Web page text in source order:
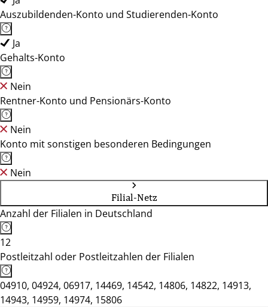
Auszubildenden-Konto und Studierenden-Konto
Ja
Gehalts-Konto
Nein
Rentner-Konto und Pensionärs-Konto
Nein
Konto mit sonstigen besonderen Bedingungen
Nein
Filial-Netz
Anzahl der Filialen in Deutschland
12
Postleitzahl oder Postleitzahlen der Filialen
04910, 04924, 06917, 14469, 14542, 14806, 14822, 14913,
14943, 14959, 14974, 15806